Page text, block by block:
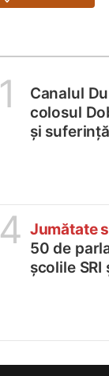
1
Canalul
colosul
și suferință
4 Jumătate
50 de
școlile SRI